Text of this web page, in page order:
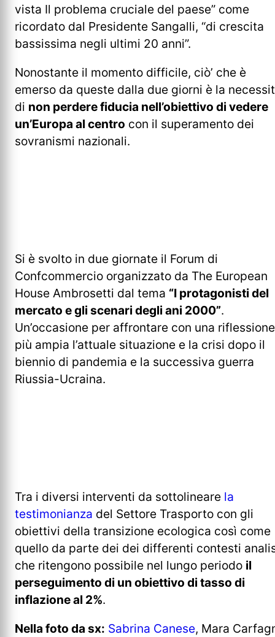
vista Il problema cruciale del paese” come
ricordato dal Presidente Sangalli, “di crescita
bassissima negli ultimi 20 anni”.
Nonostante il momento difficile, ciò’ che è
emerso da queste dalla due giorni è la
di non perdere fiducia nell’obiettivo di vedere
un’Europa al centro con il superamento dei
sovranismi nazionali.
Si è svolto in due giornate il Forum di
Confcommercio organizzato da The European
House Ambrosetti dal tema “I protagonisti del
mercato e gli scenari degli ani 2000”.
Un’occasione per affrontare con una riflessione
più ampia l’attuale situazione e la crisi dopo il
biennio di pandemia e la successiva guerra
Riussia-Ucraina.
Tra i diversi interventi da sottolineare la
testimonianza del Settore Trasporto con gli
obiettivi della transizione ecologica così come
quello da parte dei dei differenti contesti
che ritengono possibile nel lungo periodo il
perseguimento di un obiettivo di tasso di
inflazione al 2%.
Nella foto da sx: Sabrina Canese, Mara